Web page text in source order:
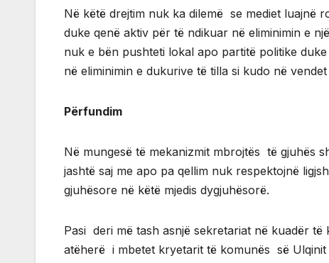
Në këtë drejtim nuk ka dilemë se mediet luajnë
duke qenë aktiv për të ndikuar në eliminimin e
nuk e bën pushteti lokal apo partitë politike
në eliminimin e dukurive të tilla si kudo në
Përfundim
Në mungesë të mekanizmit mbrojtës të gjuhës
jashtë saj me apo pa qellim nuk respektojnë
gjuhësore në këtë mjedis dygjuhësorë.
Pasi deri më tash asnjë sekretariat në kuadër
atëherë i mbetet kryetarit të komunës së